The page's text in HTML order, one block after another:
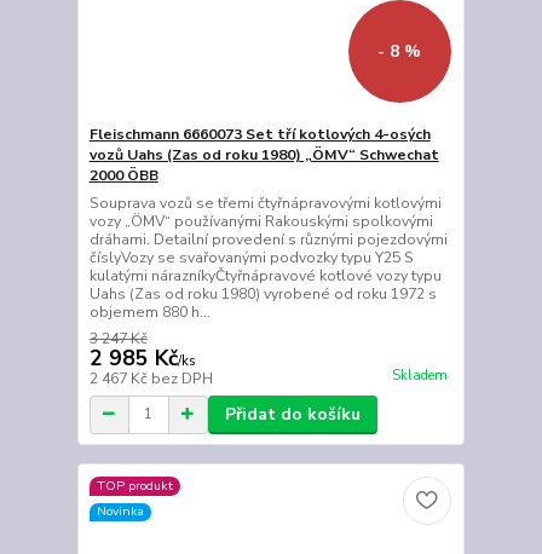
- 8 %
Fleischmann 6660073 Set tří kotlových 4-osých
vozů Uahs (Zas od roku 1980) „ÖMV“ Schwechat
2000 ÖBB
Souprava vozů se třemi čtyřnápravovými kotlovými
vozy „ÖMV“ používanými Rakouskými spolkovými
dráhami. Detailní provedení s různými pojezdovými
číslyVozy se svařovanými podvozky typu Y25 S
kulatými nárazníkyČtyřnápravové kotlové vozy typu
Uahs (Zas od roku 1980) vyrobené od roku 1972 s
objemem 880 h...
3 247 Kč
2 985 Kč/ks
2 467 Kč bez DPH Skladem
Přidat do košíku
TOP produkt
Novinka